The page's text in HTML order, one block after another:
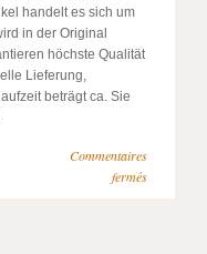
handelt es sich um
in der Original
höchste Qualität
Lieferung,
beträgt ca. Sie
Commentaires
fermés